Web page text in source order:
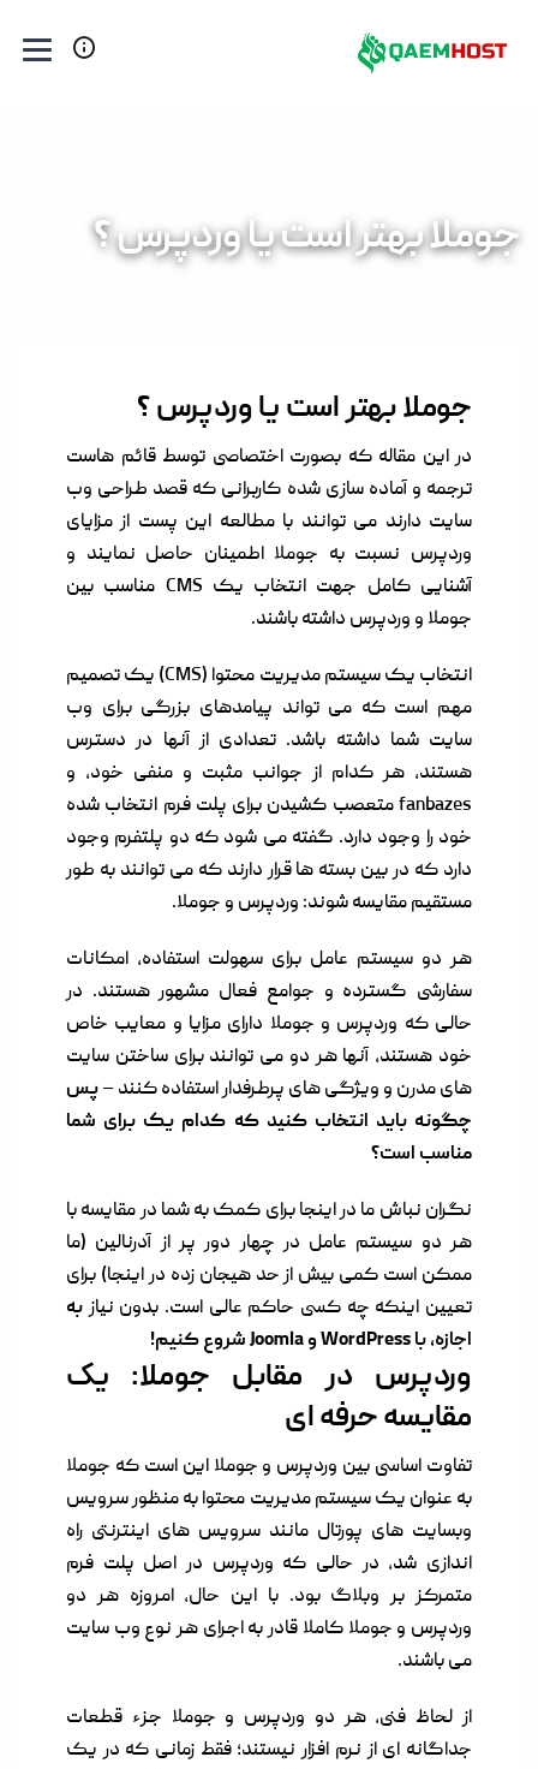
جوملا بهتر است یا وردپرس ؟
جوملا بهتر است یا وردپرس ؟
در این مقاله که بصورت اختصاصی توسط قائم هاست
ترجمه و آماده سازی شده کاربرانی که قصد طراحی وب
سایت دارند می توانند با مطالعه این پست از مزایای
وردپرس نسبت به جوملا اطمینان حاصل نمایند و
آشنایی کامل جهت انتخاب یک CMS مناسب بین
جوملا و وردپرس داشته باشند.
انتخاب یک سیستم مدیریت محتوا (CMS) یک تصمیم
مهم است که می تواند پیامدهای بزرگی برای وب
سایت شما داشته باشد. تعدادی از آنها در دسترس
هستند، هر کدام از جوانب مثبت و منفی خود، و
fanbazes متعصب کشیدن برای پلت فرم انتخاب شده
خود را وجود دارد. گفته می شود که دو پلتفرم وجود
دارد که در بین بسته ها قرار دارند که می توانند به طور
مستقیم مقایسه شوند: وردپرس و جوملا.
هر دو سیستم عامل برای سهولت استفاده، امکانات
سفارشی گسترده و جوامع فعال مشهور هستند. در
حالی که وردپرس و جوملا دارای مزایا و معایب خاص
خود هستند، آنها هر دو می توانند برای ساختن سایت
های مدرن و ویژگی های پرطرفدار استفاده کنند –پس
چگونه باید انتخاب کنید که کدام یک برای شما
مناسب است؟
نگران نباش ما در اینجا برای کمک به شما در مقایسه با
هر دو سیستم عامل در چهار دور پر از آدرنالین (ما
ممکن است کمی بیش از حد هیجان زده در اینجا) برای
تعیین اینکه چه کسی حاکم عالی است. بدون نیازبه
اجازه، با WordPress و Joomla شروع کنیم!
وردپرس در مقابل جوملا: یک
مقایسه حرفه ای
تفاوت اساسی بین وردپرس و جوملا این است که جوملا
به عنوان یک سیستم مدیریت محتوا به منظور سرویس
وبسایت های پورتال مانند سرویس های اینترنتی راه
اندازی شد، در حالی که وردپرس در اصل پلت فرم
متمرکز بر وبلاگ بود. با این حال، امروزه هر دو
وردپرس و جوملا کاملا قادر به اجرای هر نوع وب سایت
می باشند.
از لحاظ فنی، هر دو وردپرس و جوملا جزء قطعات
جداگانه ای از نرم افزار نیستند؛ فقط زمانی که در یک